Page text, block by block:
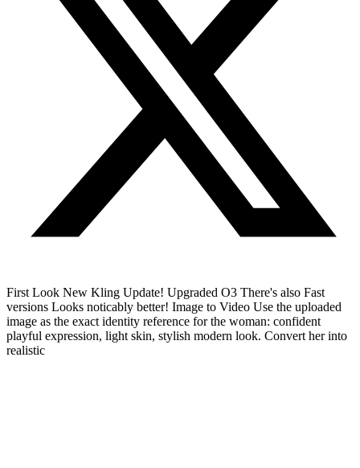
First Look New Kling Update! Upgraded O3 There's also Fast
versions Looks noticably better! Image to Video Use the uploaded
image as the exact identity reference for the woman: confident
playful expression, light skin, stylish modern look. Convert her into
realistic